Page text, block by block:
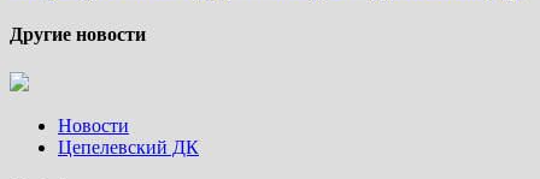
Другие новости
Новости
Цепелевский ДК